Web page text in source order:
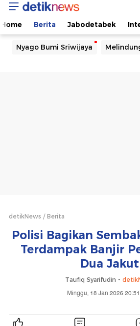
Home Berita Jabodetabek
Nyago Bumi Sriwijaya
detikNews Berita
Polisi Bagikan
Terdampak Banjir
Dua Jakut
Taufiq Syarifudin -
Minggu, 18 Jan 2026